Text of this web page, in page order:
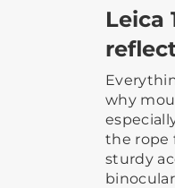
Leica
why
the rope
sturdy